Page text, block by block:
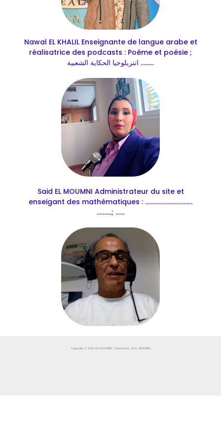
Nawal EL KHALIL Enseignante de langue arabe et
réalisatrice des podcasts : Poème et poésie ;
انتربلوجيا الحكاية الشعبية .........
Said EL MOUMNI Administrateur du site et
enseigant des mathématiques : ................................
..........; ......
Copyright © 2026 ACTUCEDRE | Powered by S.EL MOUMNI